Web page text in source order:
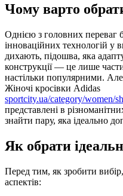
Чому варто
Однією з головних переваг
інноваційних технологій у
дихають, підошва, яка
конструкції — це лише
настільки популярними. Але
Жіночі кросівки Adidas
sportcity.ua/category/women/
представлені в
знайти пару, яка ідеально
Як обрати
Перед тим, як зробити
аспектів: